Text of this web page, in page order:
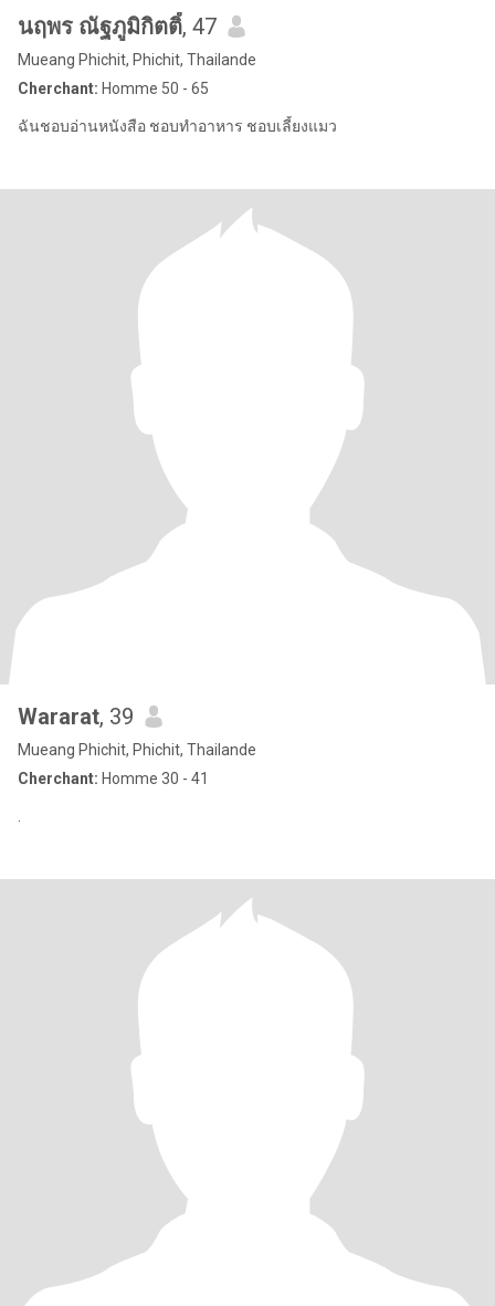
นฤพร ณัฐภูมิกิตติ์, 47
Mueang Phichit, Phichit, Thailande
Cherchant: Homme 50 - 65
ฉันชอบอ่านหนังสือ ชอบทำอาหาร ชอบเลี้ยงแมว
Wararat, 39
Mueang Phichit, Phichit, Thailande
Cherchant: Homme 30 - 41